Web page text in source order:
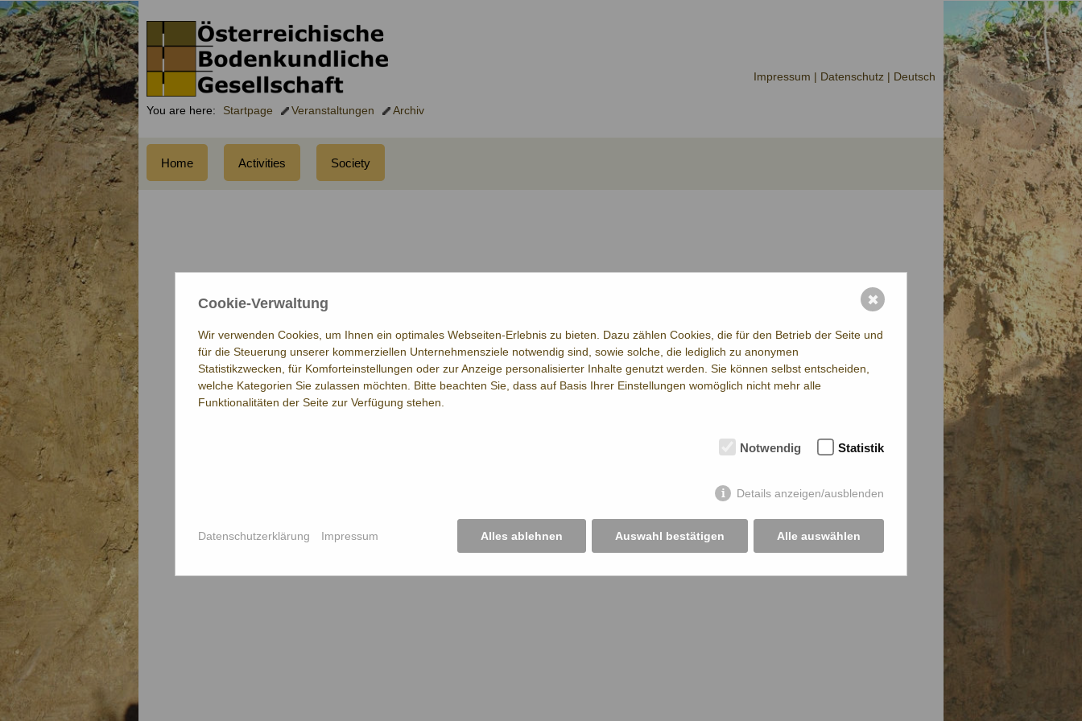
Impressum | Datenschutz | Deutsch
Home Activities Society
You are here: Startpage Veranstaltungen Archiv
Cookie-Verwaltung
Wir verwenden Cookies, um Ihnen ein optimales Webseiten-Erlebnis zu bieten. Dazu zählen Cookies, die für den Betrieb der Seite und
für die Steuerung unserer kommerziellen Unternehmensziele notwendig sind, sowie solche, die lediglich zu anonymen
Statistikzwecken, für Komforteinstellungen oder zur Anzeige personalisierter Inhalte genutzt werden. Sie können selbst entscheiden,
welche Kategorien Sie zulassen möchten. Bitte beachten Sie, dass auf Basis Ihrer Einstellungen womöglich nicht mehr alle
Funktionalitäten der Seite zur Verfügung stehen.
Notwendig Statistik
Details anzeigen/ausblenden
Alles ablehnen Auswahl bestätigen Alle auswählen
Datenschutzerklärung Impressum
✖